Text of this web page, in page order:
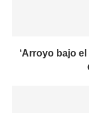
‘Arroyo bajo